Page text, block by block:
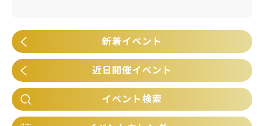
新着イベント
近日開催イベント
イベント検索